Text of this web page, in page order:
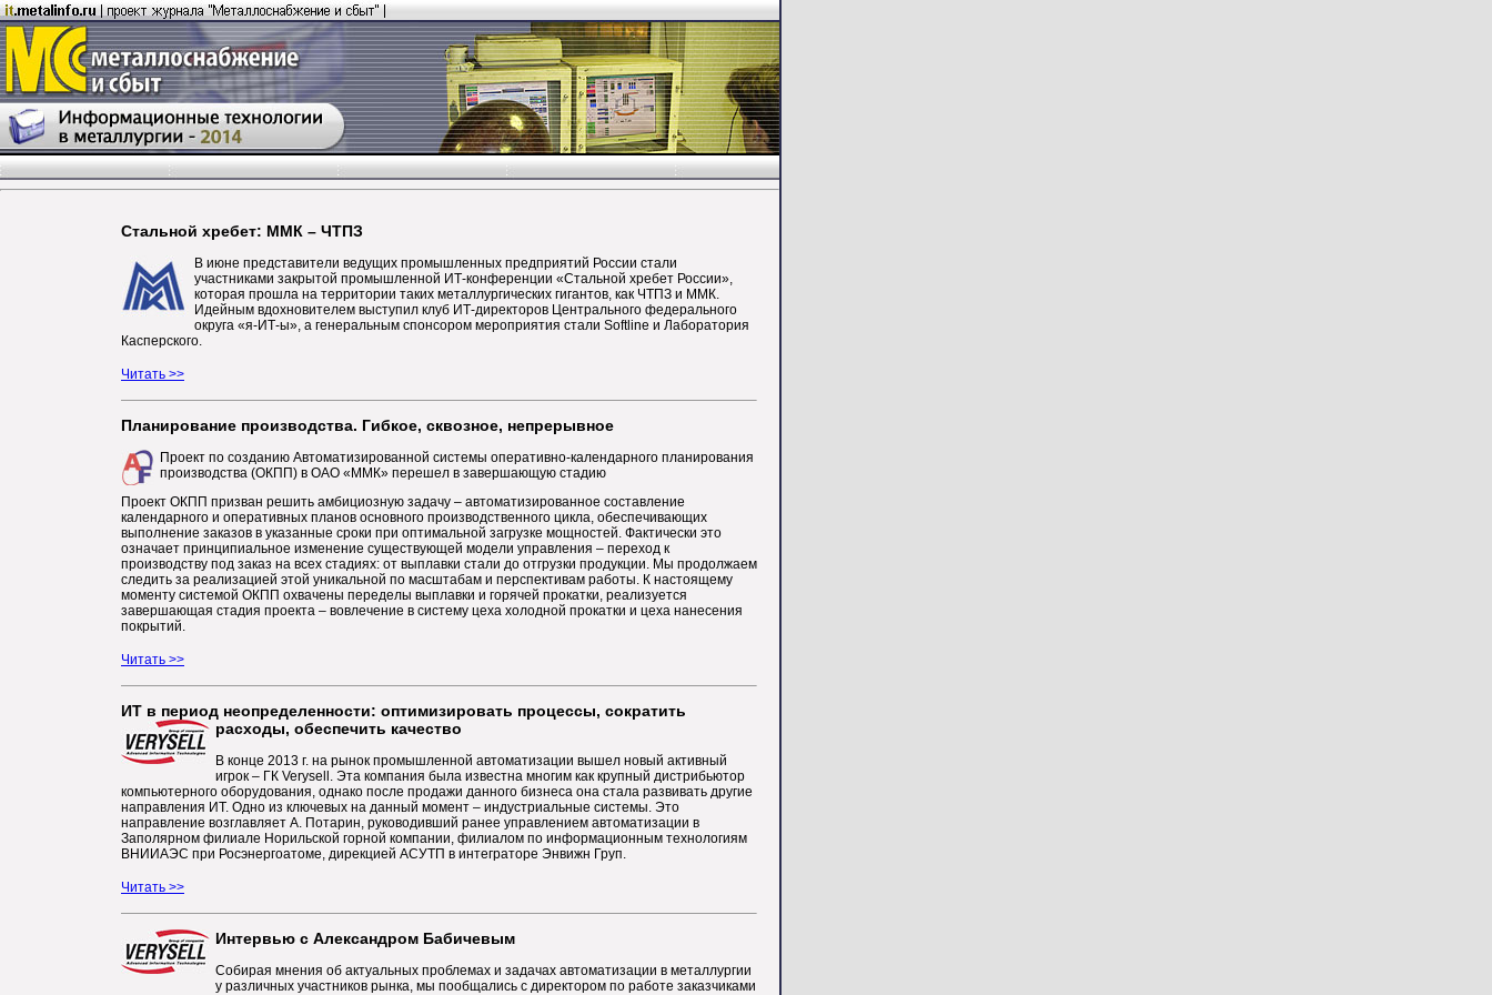
Стальной хребет: ММК – ЧТПЗ
В июне представители ведущих промышленных предприятий России стали
участниками закрытой промышленной ИТ-конференции «Стальной хребет России»,
которая прошла на территории таких металлургических гигантов, как ЧТПЗ и ММК.
Идейным вдохновителем выступил клуб ИТ-директоров Центрального федерального
округа «я-ИТ-ы», а генеральным спонсором мероприятия стали Softline и Лаборатория
Касперского.
Читать >>
Планирование производства. Гибкое, сквозное, непрерывное
Проект по созданию Автоматизированной системы оперативно-календарного планирования
производства (ОКПП) в ОАО «ММК» перешел в завершающую стадию
Проект ОКПП призван решить амбициозную задачу – автоматизированное составление
календарного и оперативных планов основного производственного цикла, обеспечивающих
выполнение заказов в указанные сроки при оптимальной загрузке мощностей. Фактически это
означает принципиальное изменение существующей модели управления – переход к
производству под заказ на всех стадиях: от выплавки стали до отгрузки продукции. Мы продолжаем
следить за реализацией этой уникальной по масштабам и перспективам работы. К настоящему
моменту системой ОКПП охвачены переделы выплавки и горячей прокатки, реализуется
завершающая стадия проекта – вовлечение в систему цеха холодной прокатки и цеха нанесения
покрытий.
Читать >>
ИТ в период неопределенности: оптимизировать процессы, сократить
расходы, обеспечить качество
В конце 2013 г. на рынок промышленной автоматизации вышел новый активный
игрок – ГК Verysell. Эта компания была известна многим как крупный дистрибьютор
компьютерного оборудования, однако после продажи данного бизнеса она стала развивать другие
направления ИТ. Одно из ключевых на данный момент – индустриальные системы. Это
направление возглавляет А. Потарин, руководивший ранее управлением автоматизации в
Заполярном филиале Норильской горной компании, филиалом по информационным технологиям
ВНИИАЭС при Росэнергоатоме, дирекцией АСУТП в интеграторе Энвижн Груп.
Читать >>
Интервью с Александром Бабичевым
Собирая мнения об актуальных проблемах и задачах автоматизации в металлургии
у различных участников рынка, мы пообщались с директором по работе заказчиками